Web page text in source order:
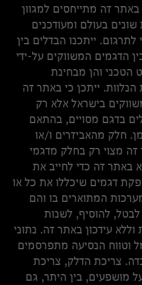
זה מתייחסים למגוון
בעולם ומעודכנים
ייתכנו הבדלים בין
הדגמים המשווקים על-ידי
הטכני והן מבחינת
ייתכן כי באתר זה
בישראל אלא רק
בדגם מסויים, בהתאם
חלק מהאביזרים ו/או
מצוי רק בחלק מדגמי
באתר זה כדי לחייב את
דגמים שיכללו את כל או
המתוארים בו והם
להוסיף, לשנות
עידכון באתר זה. נתוני
וטווח הנסיעה מתפרסמים
צריכת הדלק, צריכת
מושפעים, בין היתר, גם